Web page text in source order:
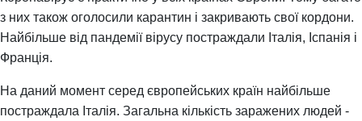
з них також оголосили карантин і закривають свої кордони.
Найбільше від пандемії вірусу постраждали Італія, Іспанія і
Франція.
На даний момент серед європейських країн найбільше
постраждала Італія. Загальна кількість заражених людей -